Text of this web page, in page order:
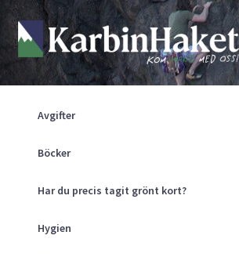
Hoppa
till
navigering
Hoppa
till
innehåll
Shop
Returpolicy
Mitt Konto
Kurser
Klätterväggen
Avgifter
Böcker
Har du precis tagit grönt kort?
Hygien